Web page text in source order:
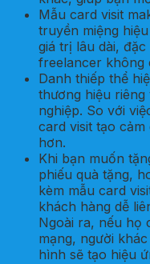
Mẫu card visit
truyền miệng
giá trị lâu dài,
freelancer không
Danh thiếp thể
thương hiệu
nghiệp. So với
card visit tạo
hơn.
Khi bạn muốn
phiếu quà tặng,
kèm mẫu card
khách hàng dễ
Ngoài ra, nếu họ
mạng, người
hình sẽ tạo hiệu